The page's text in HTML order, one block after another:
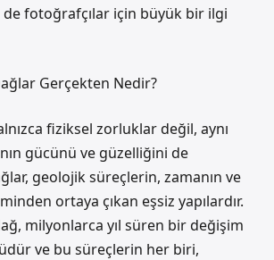
fotoğrafçılar için büyük bir ilgi
Gerçekten Nedir?
fiziksel zorluklar değil, aynı
gücünü ve güzelliğini de
geolojik süreçlerin, zamanın ve
ortaya çıkan eşsiz yapılardır.
milyonlarca yıl süren bir değişim
ve bu süreçlerin her biri,